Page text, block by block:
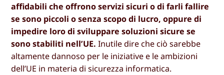
affidabili che offrono servizi sicuri o di farli fallire
se sono piccoli o senza scopo di lucro, oppure di
impedire loro di sviluppare soluzioni sicure se
sono stabiliti nell’UE. Inutile dire che ciò sarebbe
altamente dannoso per le iniziative e le ambizioni
dell’UE in materia di sicurezza informatica.